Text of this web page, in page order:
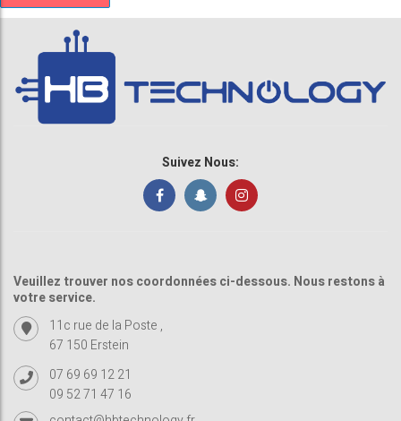
Suivez Nous:
Veuillez trouver nos coordonnées ci-dessous. Nous restons à
votre service.
11c rue de la Poste ,
67 150 Erstein
07 69 69 12 21
09 52 71 47 16